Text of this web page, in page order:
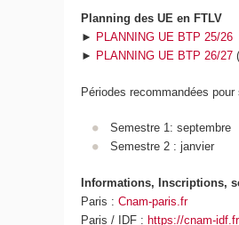
Planning des UE en FTLV
► PLANNING UE BTP 25/26
► PLANNING UE BTP 26/27
Périodes recommandées
Semestre 1: septembre
Semestre 2 : janvier
Informations, Inscriptions,
Paris :Cnam-paris.fr
Paris / IDF :https://cnam-